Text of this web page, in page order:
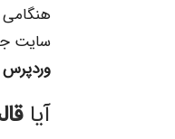
هنگامی
سایت
وردپرس
آیا